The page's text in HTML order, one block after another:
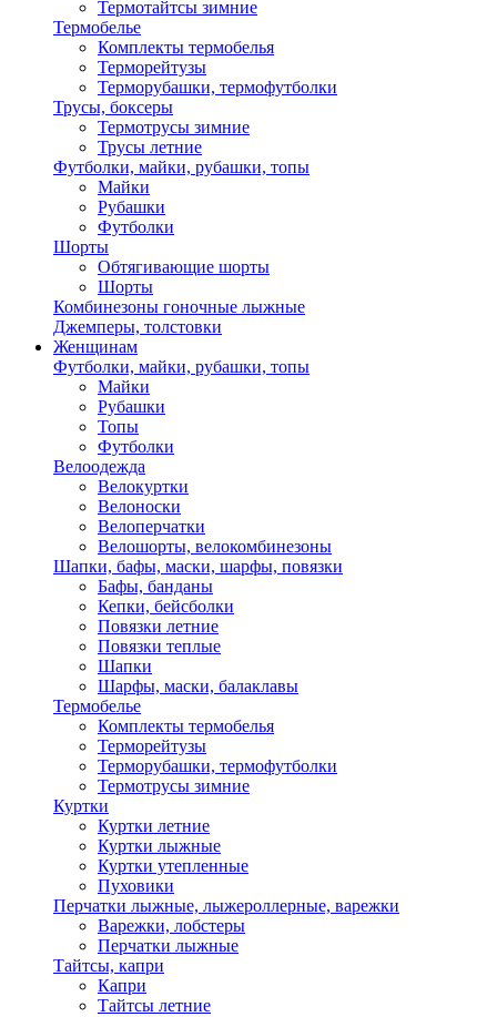
Термотайтсы зимние
Термобелье
Комплекты термобелья
Терморейтузы
Терморубашки, термофутболки
Трусы, боксеры
Термотрусы зимние
Трусы летние
Футболки, майки, рубашки, топы
Майки
Рубашки
Футболки
Шорты
Обтягивающие шорты
Шорты
Комбинезоны гоночные лыжные
Джемперы, толстовки
Женщинам
Футболки, майки, рубашки, топы
Майки
Рубашки
Топы
Футболки
Велоодежда
Велокуртки
Велоноски
Велоперчатки
Велошорты, велокомбинезоны
Шапки, бафы, маски, шарфы, повязки
Бафы, банданы
Кепки, бейсболки
Повязки летние
Повязки теплые
Шапки
Шарфы, маски, балаклавы
Термобелье
Комплекты термобелья
Терморейтузы
Терморубашки, термофутболки
Термотрусы зимние
Куртки
Куртки летние
Куртки лыжные
Куртки утепленные
Пуховики
Перчатки лыжные, лыжероллерные, варежки
Варежки, лобстеры
Перчатки лыжные
Тайтсы, капри
Капри
Тайтсы летние